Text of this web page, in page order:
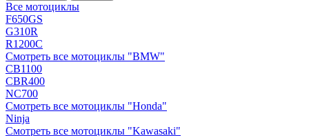
Все мотоциклы
F650GS
G310R
R1200C
Смотреть все мотоциклы "BMW"
CB1100
CBR400
NC700
Смотреть все мотоциклы "Honda"
Ninja
Смотреть все мотоциклы "Kawasaki"